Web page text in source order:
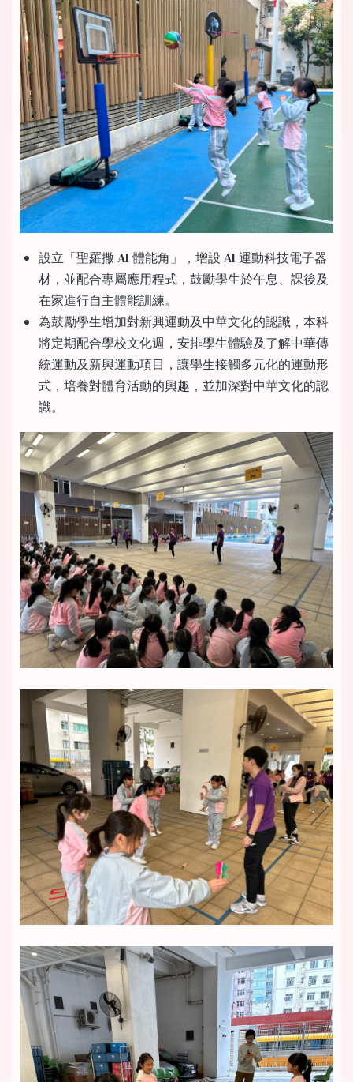
設立「聖羅撒 AI 體能角」，增設 AI 運動科技電子器
材，並配合專屬應用程式，鼓勵學生於午息、課後及
在家進行自主體能訓練。
為鼓勵學生增加對新興運動及中華文化的認識，本科
將定期配合學校文化週，安排學生體驗及了解中華傳
統運動及新興運動項目，讓學生接觸多元化的運動形
式，培養對體育活動的興趣，並加深對中華文化的認
識。